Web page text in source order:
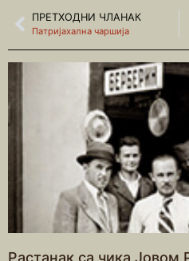
ПРЕТХОДНИ ЧЛАНАК
Патријахална чаршија
Растанак са чика Јовом